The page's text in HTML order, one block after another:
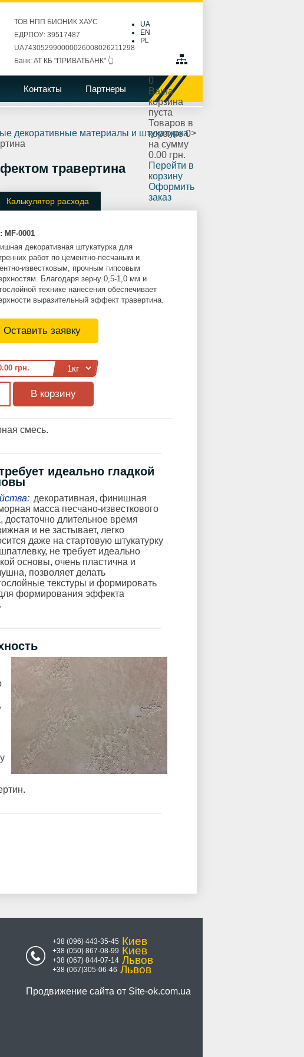
UA
EN
PL
ТОВ НПП БИОНИК ХАУС
ЕДРПОУ: 39517487
UA743052990000026008026211298
Банк: АТ КБ "ПРИВАТБАНК" 👆
Контакты Партнеры
0
Ваша
корзина
пуста
Товаров в
корзине0
на сумму
0.00 грн.
Перейти в
корзину
Оформить
заказ
декоративные материалы и штукатурка>
травертина
Калькулятор расхода
MF-0001
декоративная штукатурка для
работ по цементно-песчаным и
известковым, прочным гипсовым
Благодаря зерну 0,5-1,0 мм и
технике нанесения обеспечивает
выразительный эффект травертина.
Оставить заявку
грн.
смесь.
идеально гладкой
декоративная, финишная
масса песчано-известкового
достаточно длительное время
и не застывает, легко
даже на стартовую штукатурку
не требует идеально
основы, очень пластична и
позволяет делать
текстуры и формировать
формирования эффекта
+38 (096) 443-35-45 Киев
+38 (050) 867-08-99 Киев
+38 (067) 844-07-14 Львов
+38 (067)305-06-46 Львов
Продвижение сайта от Site-ok.com.ua